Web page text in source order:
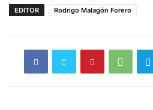
EDITOR Rodrigo Malagón Forero